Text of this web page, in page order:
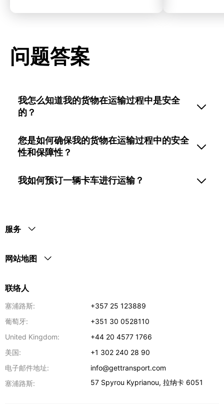
问题答案
我怎么知道我的货物在运输过程中是安全
的？
您是如何确保我的货物在运输过程中的安全
性和保障性？
我如何预订一辆卡车进行运输？
服务
网站地图
联络人
塞浦路斯:
+357 25 123889
葡萄牙:
+351 30 0528110
United Kingdom:
+44 20 4577 1766
美国:
+1 302 240 28 90
电子邮件地址:
info@gettransport.com
塞浦路斯:
57 Spyrou Kyprianou,拉纳卡 6051